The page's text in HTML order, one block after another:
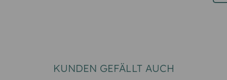
KUNDEN GEFÄLLT AUCH